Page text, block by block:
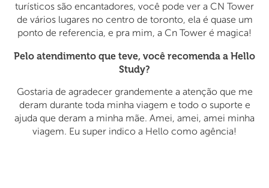
turísticos são encantadores, você pode ver a CN Tower
de vários lugares no centro de toronto, ela é quase um
ponto de referencia, e pra mim, a Cn Tower é magica!
Pelo atendimento que teve, você recomenda a Hello
Study?
Gostaria de agradecer grandemente a atenção que me
deram durante toda minha viagem e todo o suporte e
ajuda que deram a minha mãe. Amei, amei, amei minha
viagem. Eu super indico a Hello como agência!